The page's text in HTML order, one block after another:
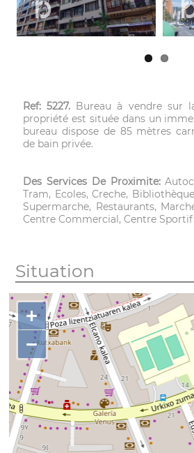
Ref: 5227. Bureau à vendre sur
propriété est située dans un
bureau dispose de 85 mètres
de bain privée.
Des Services De Proximite:
Tram, Ecoles, Creche,
Supermarche, Restaurants,
Centre Commercial, Centre Sportif
Situation
+
−